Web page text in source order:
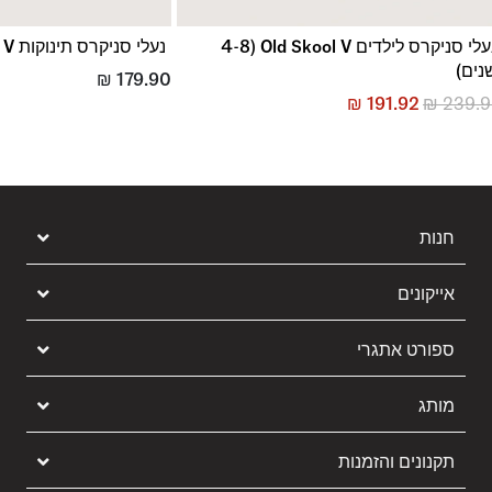
נעלי סניקרס לילדים Old Skool V (4-8
₪
₪ 191.92
נעלי סניקרס תינוקות Brooklyn LS V
₪ 179.90
חנות
אייקונים
ספורט אתגרי
מותג
תקנונים והזמנות